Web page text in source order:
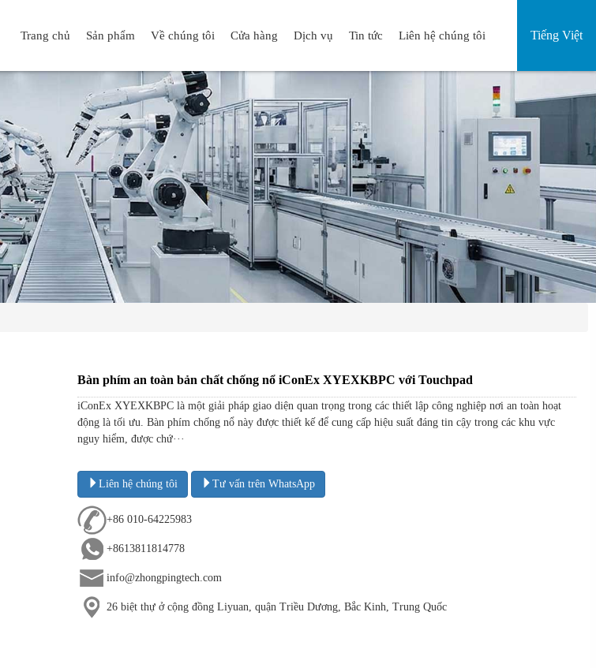
Tiếng Việt
Trang chủ Sản phẩm Về chúng tôi Cửa hàng Dịch vụ Tin tức Liên hệ chúng tôi
Bàn phím an toàn bản chất chống nổ iConEx XYEXKBPC với Touchpad
iConEx XYEXKBPC là một giải pháp giao diện quan trọng trong các thiết lập công nghiệp nơi an toàn hoạt
động là tối ưu. Bàn phím chống nổ này được thiết kế để cung cấp hiệu suất đáng tin cậy trong các khu vực
nguy hiểm, được chứ···
Liên hệ chúng tôi Tư vấn trên WhatsApp
+86 010-64225983
+8613811814778
info@zhongpingtech.com
26 biệt thự ở cộng đồng Liyuan, quận Triều Dương, Bắc Kinh, Trung Quốc